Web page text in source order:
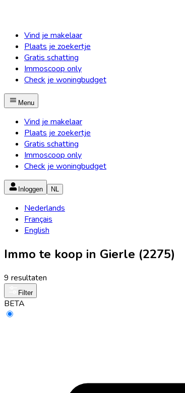
Vind je makelaar
Plaats je zoekertje
Gratis schatting
Immoscoop only
Check je woningbudget
Menu
Vind je makelaar
Plaats je zoekertje
Gratis schatting
Immoscoop only
Check je woningbudget
Inloggen NL
Nederlands
Français
English
Immo te koop in Gierle (2275)
9 resultaten
Filter
BETA